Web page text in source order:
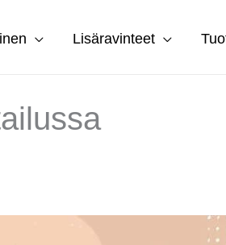
Lisäravinteet